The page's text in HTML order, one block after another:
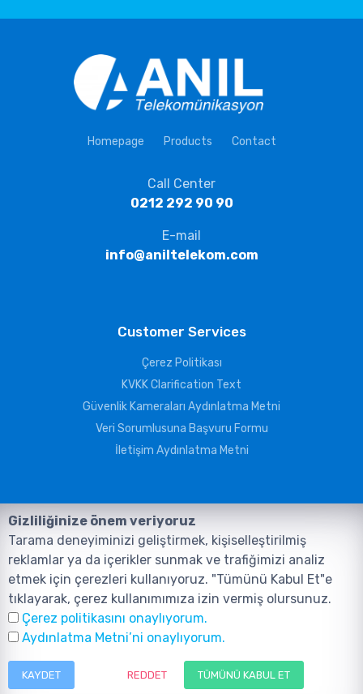
Homepage Products Contact
Call Center
0212 292 90 90
E-mail
info@aniltelekom.com
Customer Services
Çerez Politikası
KVKK Clarification Text
Güvenlik Kameraları Aydınlatma Metni
Veri Sorumlusuna Başvuru Formu
İletişim Aydınlatma Metni
©2026, Tüm Hakları ANIL TELEKOMÜNİKASYON GÜVENLİK VE BİLİŞİM
SİSTEMLERİ SAN. TİC. LTD. ŞTİ. aittir.Design and Software:
Tasarım Yazılım ve Teknoloji
Gizliliğinize önem veriyoruz
Tarama deneyiminizi geliştirmek, kişiselleştirilmiş
reklamlar ya da içerikler sunmak ve trafiğimizi analiz
etmek için çerezleri kullanıyoruz. "Tümünü Kabul Et"e
tıklayarak, çerez kullanımımıza izin vermiş olursunuz.
Çerez politikasını onaylıyorum.
Aydınlatma Metni’ni onaylıyorum.
KAYDET REDDET TÜMÜNÜ KABUL ET